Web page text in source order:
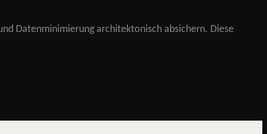
Datenminimierung architektonisch absichern. Diese